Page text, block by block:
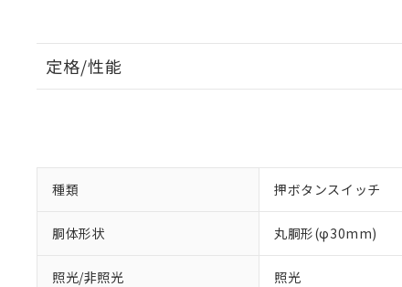
定格/性能
種類 押ボタンスイッチ
胴体形状 丸胴形(φ30mm)
照光/非照光 照光